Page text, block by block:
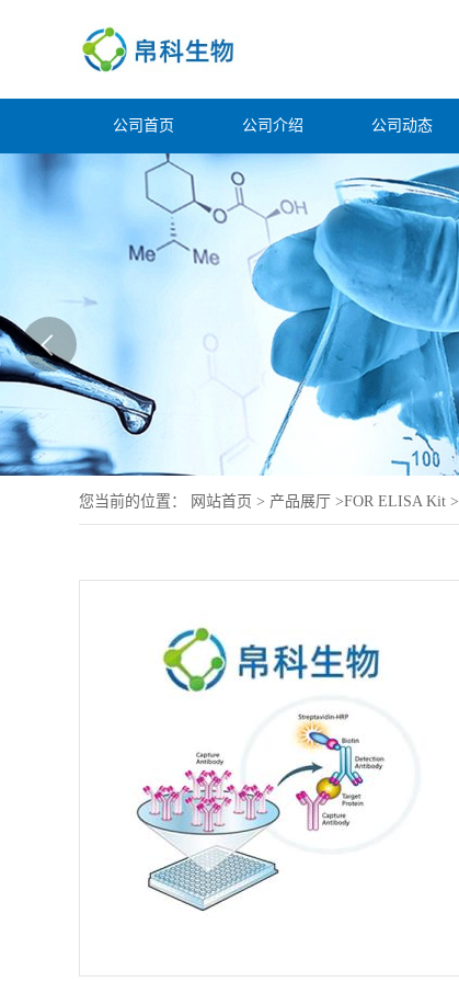
公司首页 公司介绍 公司动态
您当前的位置： 网站首页 > 产品展厅 >FOR ELISA Kit >